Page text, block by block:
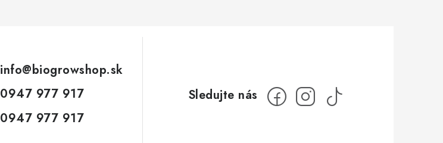
info@biogrowshop.sk
0947 977 917
0947 977 917